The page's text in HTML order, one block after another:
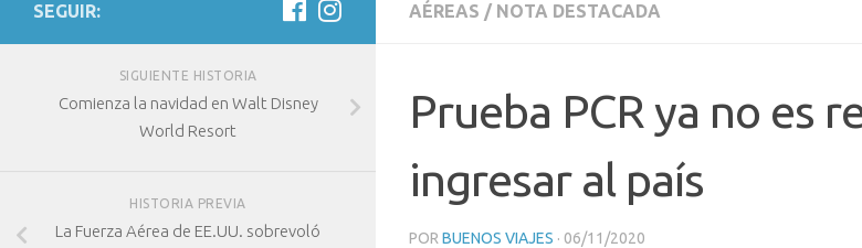
AÉREAS / NOTA DESTACADA
Prueba PCR ya no es
ingresar al país
POR BUENOS VIAJES · 06/11/2020
SEGUIR:
SIGUIENTE HISTORIA
Comienza la navidad en Walt Disney
World Resort
HISTORIA PREVIA
La Fuerza Aérea de EE.UU. sobrevoló